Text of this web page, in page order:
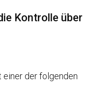
Kontrolle über
einer der folgenden